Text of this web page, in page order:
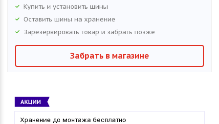
Купить и установить шины
Оставить шины на хранение
Зарезервировать товар и забрать позже
Забрать в магазине
Хранение до монтажа бесплатно